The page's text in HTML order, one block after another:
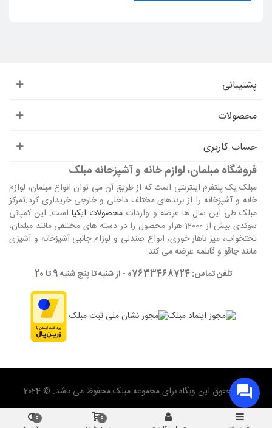
پشتیبانی
محصولات
حساب کاربری
فروشگاه مبلمان، لوازم خانه و آشپزحانه مبلک
مبلک یک پلتفرم اینترنتی است که از طریق آن می توان انواع مبلمان، لوازم
خانه و آشپزخانه را از برندهای مختلف داخلی و خارجی خریداری کرد.تمرکز
مبلک طی این سال ها عرضه و واردات محصولات ایکیااست. این کمپانی
سوئدی بیش از 12000 هزار محصول را در دسته های مختلفی مانند مبلمان،
تختخواب، میز ناهار خوری، انواع صندلی و لوزام جانبی آشپزخانه و آشپزی
مانند چاقو و قابلمه عرضه می کند.
تلفن تماس: 07633468724 - از شنبه تا پنج شنبه 9 تا 20
تمام حقوق این وبگاه برای مجموعه مبلک محفوظ می باشد. © 2024
0
0